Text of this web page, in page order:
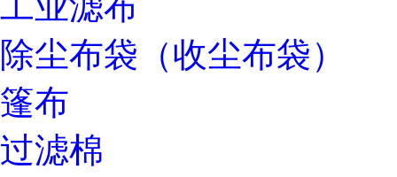
除尘布袋（收尘布袋）
篷布
过滤棉